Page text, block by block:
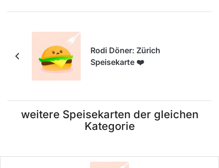
Rodi Döner: Zürich
Speisekarte ❤️
weitere Speisekarten der gleichen
Kategorie